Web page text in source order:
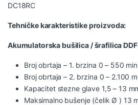
DC18RC
Tehničke karakteristike proizvoda:
Akumulatorska bušilica / šrafilica
Broj obrtaja – 1. brzina 0 – 550
Broj obrtaja – 2. brzina 0 – 2.100
Kapacitet stezne glave 1,5 – 13
Maksimalno bušenje (čelik Ø ) 13